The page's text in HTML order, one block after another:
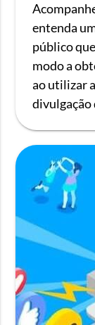
entenda
público
modo a
ao utilizar
divulgação